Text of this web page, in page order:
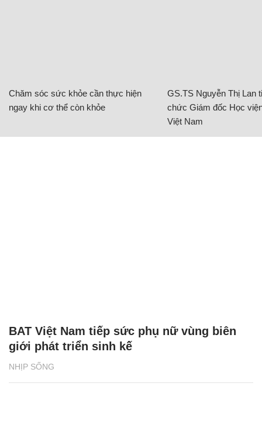
Chăm sóc sức khỏe cần thực hiện
ngay khi cơ thể còn khỏe
GS.TS Nguyễn Thị Lan
chức Giám đốc Học
Việt Nam
NHỊP SỐNG
BAT Việt Nam tiếp sức phụ nữ vùng biên
giới phát triển sinh kế